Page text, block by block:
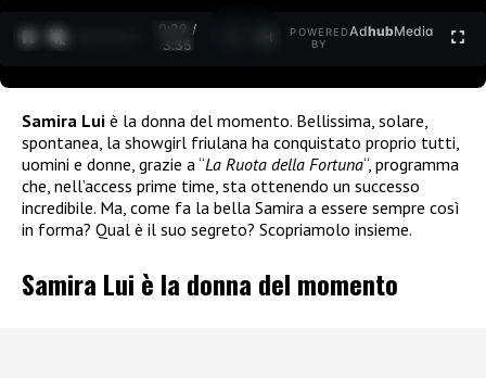
0:30 /
3:35
POWERED
BY
AdhubMedia
Samira Lui è la donna del momento. Bellissima, solare,
spontanea, la showgirl friulana ha conquistato proprio tutti,
uomini e donne, grazie a “La Ruota della Fortuna“, programma
che, nell’access prime time, sta ottenendo un successo
incredibile. Ma, come fa la bella Samira a essere sempre così
in forma? Qual è il suo segreto? Scopriamolo insieme.
Samira Lui è la donna del momento